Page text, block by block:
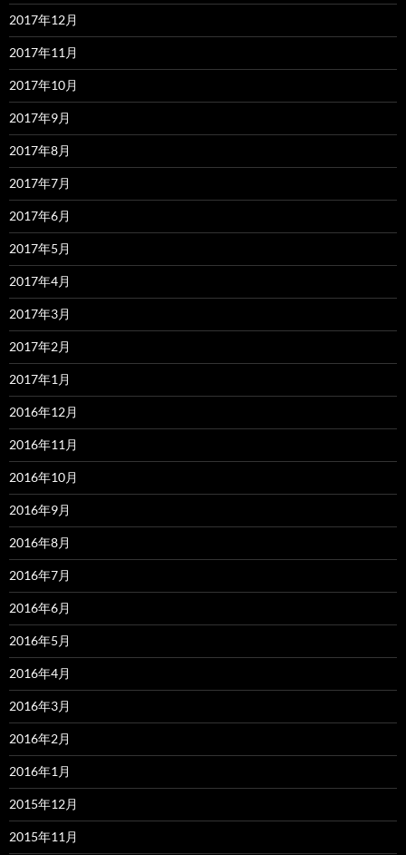
2017年12月
2017年11月
2017年10月
2017年9月
2017年8月
2017年7月
2017年6月
2017年5月
2017年4月
2017年3月
2017年2月
2017年1月
2016年12月
2016年11月
2016年10月
2016年9月
2016年8月
2016年7月
2016年6月
2016年5月
2016年4月
2016年3月
2016年2月
2016年1月
2015年12月
2015年11月